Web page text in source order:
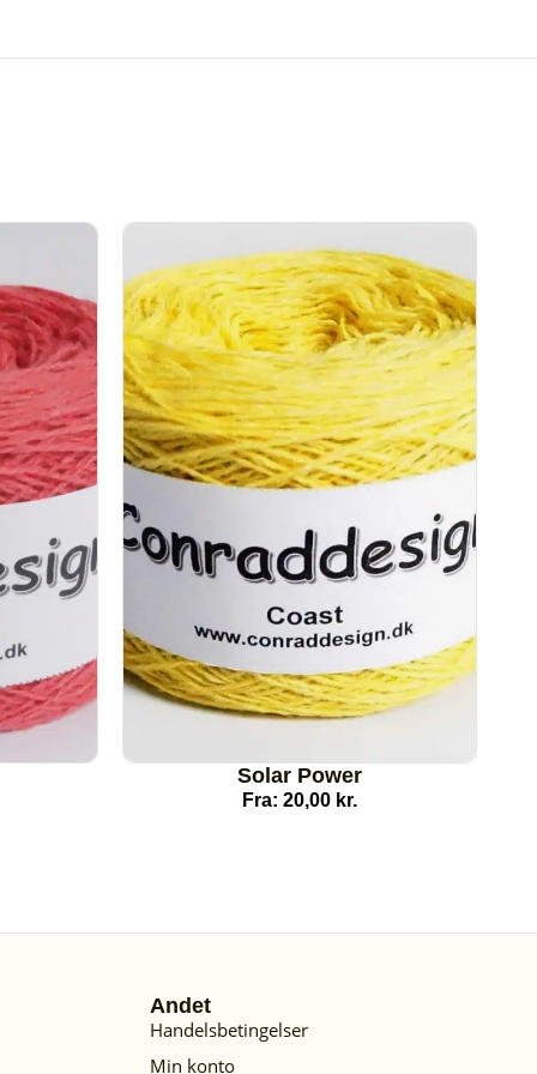
Solar Power
Fra: 20,00 kr.
Andet
Handelsbetingelser
Min konto